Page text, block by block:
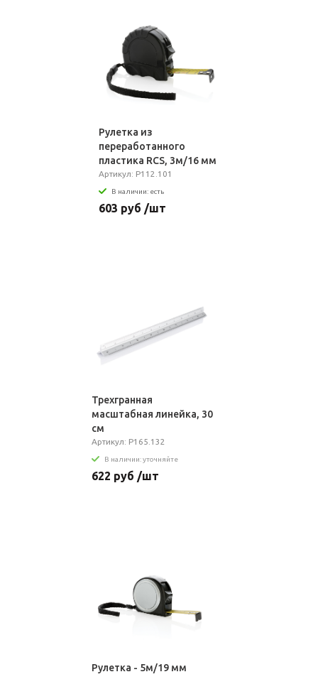
Рулетка из
переработанного
пластика RCS, 3м/16 мм
Артикул: P112.101
В наличии: есть
603 руб /шт
Трехгранная
масштабная линейка, 30
см
Артикул: P165.132
В наличии: уточняйте
622 руб /шт
Рулетка - 5м/19 мм